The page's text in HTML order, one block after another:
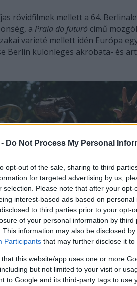
Do Not Process My Personal
opt-out of the sale, sharing to third
for targeted advertising by us,
selection. Please note that after your
interest-based ads based on
to third parties prior to your opt-
of your personal information by third
This information may also be disclosed
Participants that may further disclose it to
that this website/app uses one or more
but not limited to your visit or
to Google and its third-party tags to use
rövidfilmek mellett a 64. Berlinale
a Praia do futuró című
varieté mellett idén Európa
Berlin különleges akrobata- és